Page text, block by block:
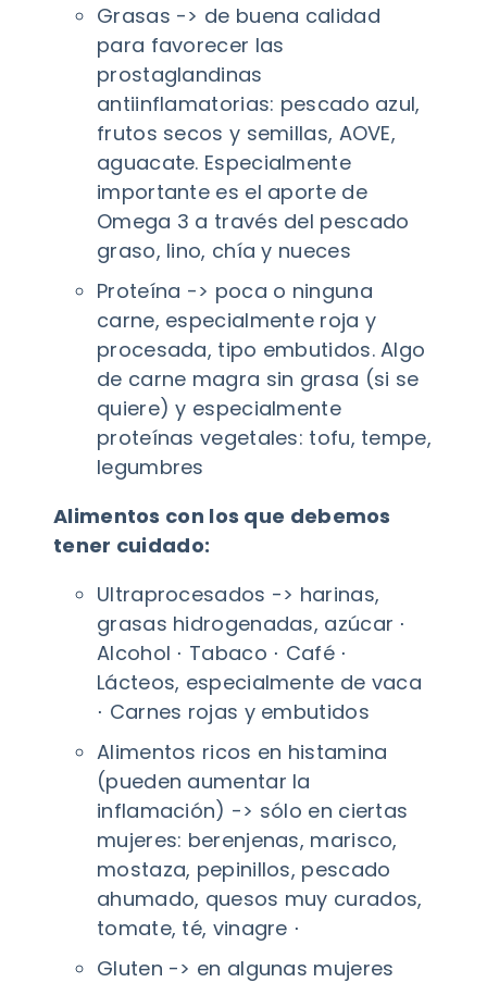
Grasas -> de buena calidad
para favorecer las
prostaglandinas
antiinflamatorias: pescado azul,
frutos secos y semillas, AOVE,
aguacate. Especialmente
importante es el aporte de
Omega 3 a través del pescado
graso, lino, chía y nueces
Proteína -> poca o ninguna
carne, especialmente roja y
procesada, tipo embutidos. Algo
de carne magra sin grasa (si se
quiere) y especialmente
proteínas vegetales: tofu, tempe,
legumbres
Alimentos con los que debemos
tener cuidado:
Ultraprocesados -> harinas,
grasas hidrogenadas, azúcar ⋅
Alcohol ⋅ Tabaco ⋅ Café ⋅
Lácteos, especialmente de vaca
⋅ Carnes rojas y embutidos
Alimentos ricos en histamina
(pueden aumentar la
inflamación) -> sólo en ciertas
mujeres: berenjenas, marisco,
mostaza, pepinillos, pescado
ahumado, quesos muy curados,
tomate, té, vinagre ⋅
Gluten -> en algunas mujeres